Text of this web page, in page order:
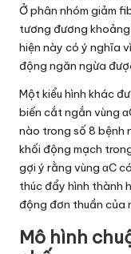
Ở phân nhóm giảm
tương đương
hiện này có ý nghĩa
động ngăn ngừa
Một kiểu hình khác
biến cắt ngắn vùng
nào trong số 8 bệnh
khối động mạch
gợi ý rằng vùng αC
thúc đẩy hình thành
động đơn thuần của
Mô hình